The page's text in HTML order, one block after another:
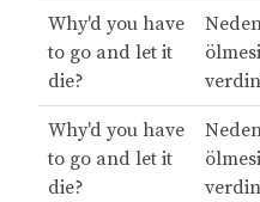
Why'd you have
to go and let it
die?
Why'd you have
to go and let it
die?